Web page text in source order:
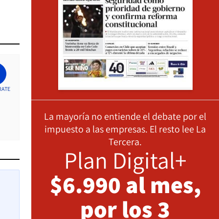
La mayoría no entiende el debate por el
impuesto a las empresas. El resto lee La
Tercera.
Plan Digital+
$6.990 al mes,
por los 3